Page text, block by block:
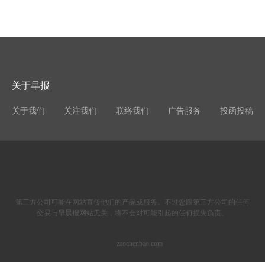
关于早报
关于我们 关注我们 联络我们 广告服务 投函投稿
第三方公司可能在网站宣传他们的产品或服务。不过您跟第三方公司的任何
交易与早晨报网站无关，将不会对可能引起的任何损失负责。
zaochenbao.com